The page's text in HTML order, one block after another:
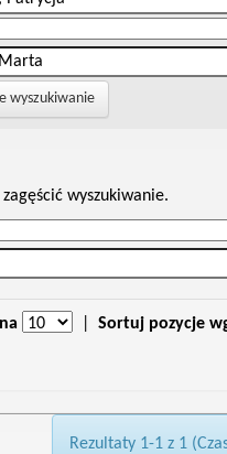
wyszukiwanie
wyszukiwanie.
Sortuj pozycje
Rezultaty 1-1 z 1